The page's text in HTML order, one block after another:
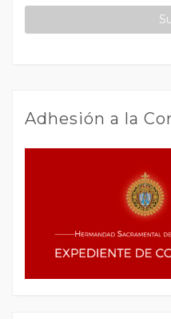
Adhesión a la